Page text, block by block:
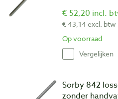
€ 52,20 incl.
€ 43,14 excl. btw
Op voorraad
Vergelijken
Sorby 842
zonder